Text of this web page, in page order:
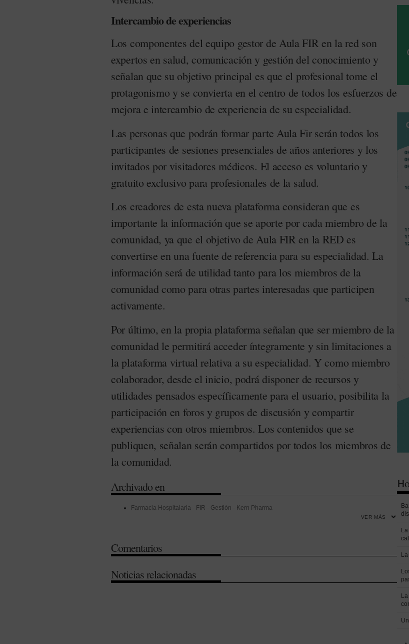
Intercambio de experiencias
Los componentes del equipo gestor de Aula FIR en la red son
expertos en salud, comunicación y gestión del conocimiento y
señalan que su objetivo principal es que el profesional tome el
protagonismo y se convierta en el centro de todos los esfuerzos de
mejora e intercambio de experiencia de su especialidad.
Las personas que podrán formar parte Aula Fir serán todos los
participantes de sesiones presenciales de años anteriores y los
invitados por visitadores médicos. El acceso es voluntario y
gratuito exclusivo para profesionales de la salud.
Los creadores de esta nueva plataforma consideran que es
importante la información que se aporte por cada miembro de la
comunidad, ya que el objetivo de Aula FIR en la RED es
convertirse en una fuente de referencia para su especialidad. La
información será de utilidad tanto para los miembros de la
comunidad como para otras partes interesadas que participen
activamente.
Por último, en la propia plataforma señalan que ser miembro de la
comunidad le permitirá acceder íntegramente y sin limitaciones a
la plataforma virtual relativa a su especialidad. Y como miembro
colaborador, desde el inicio, podrá disponer de recursos y
utilidades pensados específicamente para el usuario, posibilita la
participación en foros y grupos de discusión y compartir
experiencias con otros miembros. Los contenidos que se
publiquen, señalan serán compartidos por todos los miembros de
la comunidad.
Archivado en
Farmacia Hospitalaria - FIR - Gestión - Kern Pharma
VER MÁS
Comentarios
Noticias relacionadas